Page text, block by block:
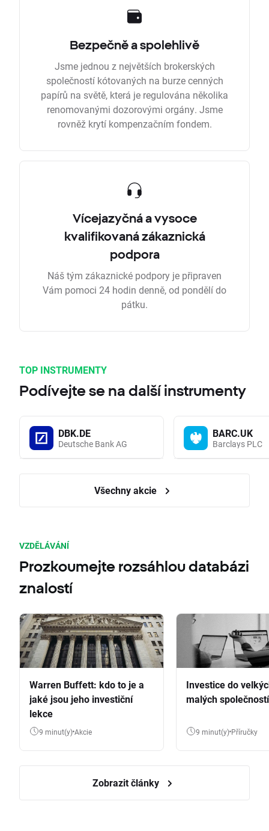
Bezpečně a spolehlivě
Jsme jednou z největších brokerských
společností kótovaných na burze cenných
papírů na světě, která je regulována několika
renomovanými dozorovými orgány. Jsme
rovněž krytí kompenzačním fondem.
Vícejazyčná a vysoce
kvalifikovaná zákaznická
podpora
Náš tým zákaznické podpory je připraven
Vám pomoci 24 hodin denně, od pondělí do
pátku.
TOP INSTRUMENTY
Podívejte se na další instrumenty
DBK.DE
Deutsche Bank AG
BARC.UK
Barclays PLC
Všechny akcie
VZDĚLÁVÁNÍ
Prozkoumejte rozsáhlou databázi
znalostí
Warren Buffett: kdo to je a
jaké jsou jeho investiční
lekce
9 minut(y) Akcie
Investice do
malých společností
9 minut(y) Příručky
Zobrazit články